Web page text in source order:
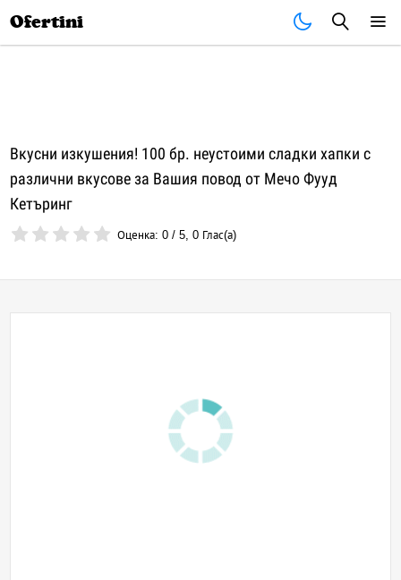
Ofertini
Вкусни изкушения! 100 бр. неустоими сладки хапки с
различни вкусове за Вашия повод от Мечо Фууд
Кетъринг
Оценка:0 /5,0 Глас(а)